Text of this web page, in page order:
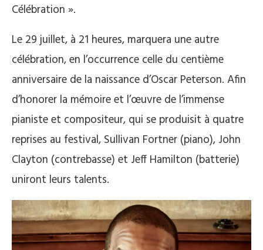
Célébration ».
Le 29 juillet, à 21 heures, marquera une autre
célébration, en l’occurrence celle du centième
anniversaire de la naissance d’Oscar Peterson. Afin
d’honorer la mémoire et l’œuvre de l’immense
pianiste et compositeur, qui se produisit à quatre
reprises au festival, Sullivan Fortner (piano), John
Clayton (contrebasse) et Jeff Hamilton (batterie)
uniront leurs talents.